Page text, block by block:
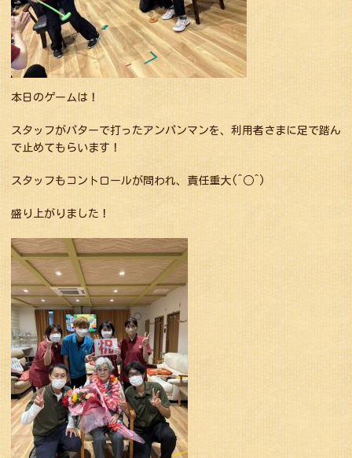
本日のゲームは！
スタッフがパターで打ったアンパンマンを、利用者さまに足で踏ん
で止めてもらいます！
スタッフもコントロールが問われ、責任重大(^○^)
盛り上がりました！